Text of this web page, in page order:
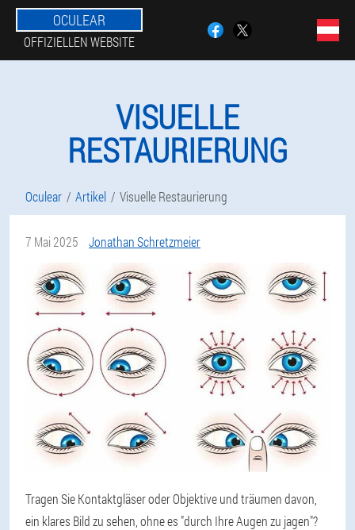
OCULEAR
OFFIZIELLEN WEBSITE
VISUELLE
RESTAURIERUNG
Oculear Artikel Visuelle Restaurierung
7 Mai 2025 Jonathan Schretzmeier
Tragen Sie Kontaktgläser oder Objektive und träumen davon,
ein klares Bild zu sehen, ohne es "durch Ihre Augen zu jagen"?